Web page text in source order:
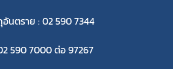
นตราย : 02 590 7344
590 7000 ต่อ 97267